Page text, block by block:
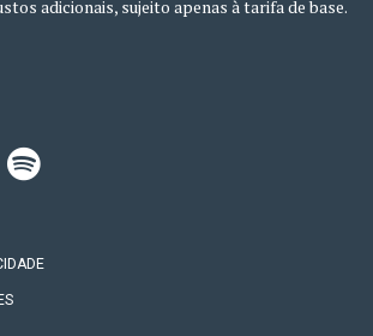
adicionais, sujeito apenas à tarifa de base.